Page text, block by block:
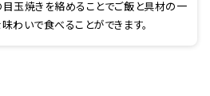
目玉焼きを絡めることでご飯と具材の一
わいで食べることができます。